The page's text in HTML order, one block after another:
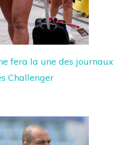
fera la une des journaux
Challenger